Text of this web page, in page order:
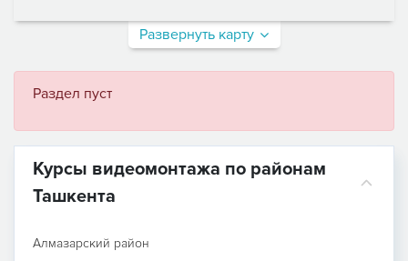
Развернуть карту
Раздел пуст
Курсы видеомонтажа по районам
Ташкента
Алмазарский район